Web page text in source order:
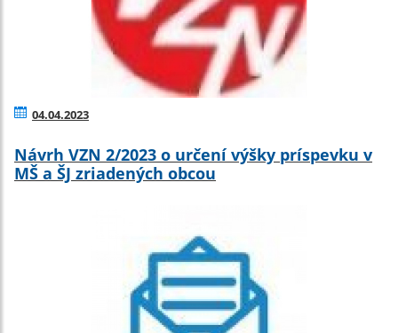
04.04.2023
Návrh VZN 2/2023 o určení výšky príspevku v
MŠ a ŠJ zriadených obcou